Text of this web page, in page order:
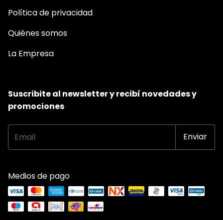
Política de privacidad
Quiénes somos
La Empresa
Suscribite al newsletter y recibí novedades y
promociones
Medios de pago